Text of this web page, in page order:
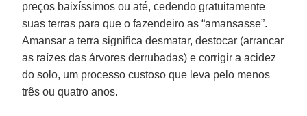
preços baixíssimos ou até, cedendo gratuitamente
suas terras para que o fazendeiro as “amansasse”.
Amansar a terra significa desmatar, destocar (arrancar
as raízes das árvores derrubadas) e corrigir a acidez
do solo, um processo custoso que leva pelo menos
três ou quatro anos.